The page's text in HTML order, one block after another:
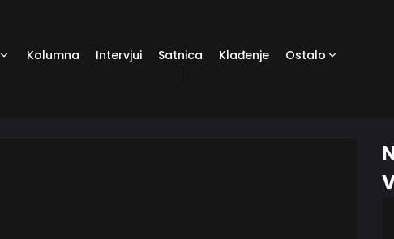
Kolumna Intervjui Satnica Klađenje Ostalo